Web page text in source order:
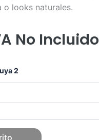
o looks naturales.
€.€.
No Incluido
2